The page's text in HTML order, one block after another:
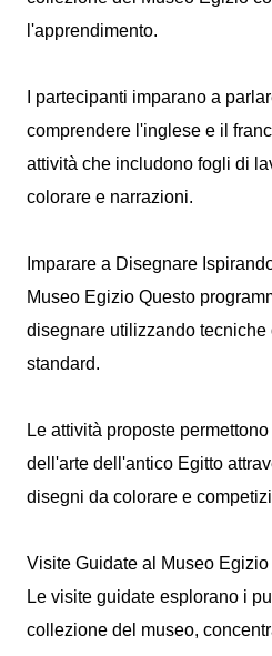
l'apprendimento.
I partecipanti imparano a
comprendere l'inglese e il
attività che includono fogli di
colorare e narrazioni.
Imparare a Disegnare
Museo Egizio Questo
disegnare utilizzando
standard.
Le attività proposte
dell'arte dell'antico Egitto
disegni da colorare e
Visite Guidate al Museo
Le visite guidate esplorano i
collezione del museo,